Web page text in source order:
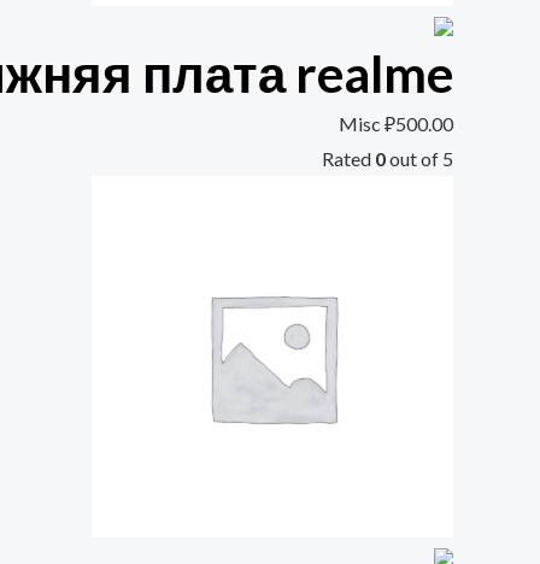
плата realme
Misc ₽500.00
Rated 0out of 5